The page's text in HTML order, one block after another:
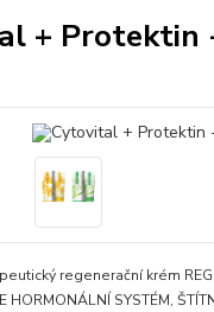
+ Protektin
regenerační krém
HORMONÁLNÍ SYSTÉM,